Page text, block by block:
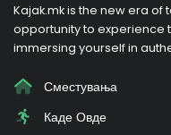
Kajak.mk is the new era of
opportunity to experience
immersing yourself in
Сместувања
Каде Овде